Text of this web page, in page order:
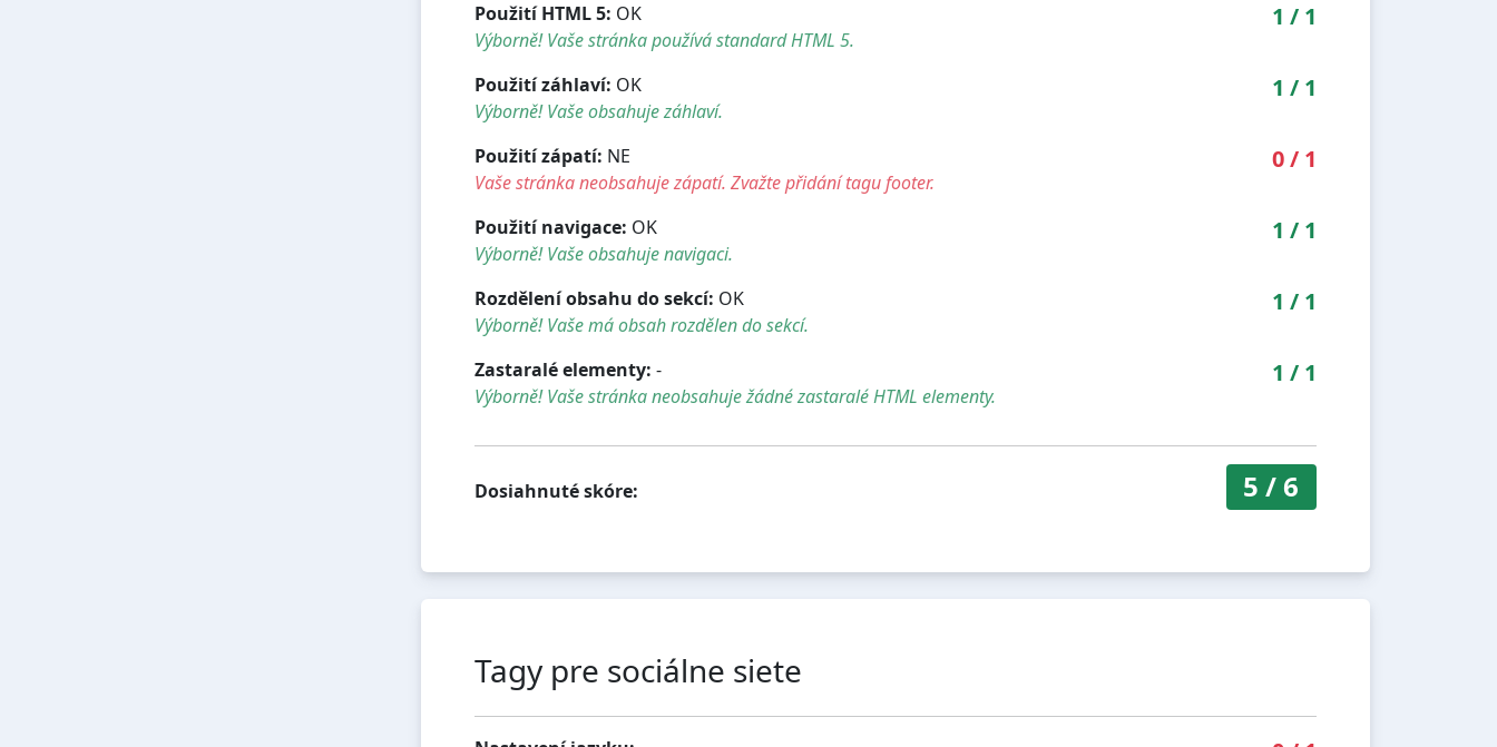
Použití HTML 5: OK
Výborně! Vaše stránka používá standard HTML 5.
1 / 1
Použití záhlaví: OK
Výborně! Vaše obsahuje záhlaví.
1 / 1
Použití zápatí: NE
Vaše stránka neobsahuje zápatí. Zvažte přidání tagu footer.
0/ 1
Použití navigace: OK
Výborně! Vaše obsahuje navigaci.
1 / 1
Rozdělení obsahu do sekcí: OK
Výborně! Vaše má obsah rozdělen do sekcí.
1 / 1
Zastaralé elementy: -
Výborně! Vaše stránka neobsahuje žádné zastaralé HTML elementy.
1 / 1
Dosiahnuté skóre: 5 /6
Tagy pre sociálne siete